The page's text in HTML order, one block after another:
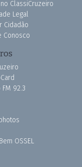
ClassiCruzeiro
Legal
Cidadão
Conosco
92.3
OSSEL